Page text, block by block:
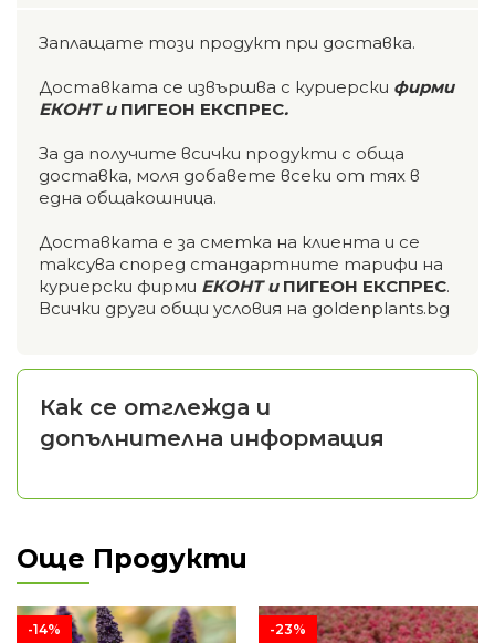
Заплащате този продукт при доставка.
Доставката се извършва с куриерски фирми
ЕКОНТ и ПИГЕОН ЕКСПРЕС.
За да получите всички продукти с обща
доставка, моля добавете всеки от тях в
една общакошница.
Доставката е за сметка на клиента и се
таксува според стандартните тарифи на
куриерски фирми ЕКОНТ и ПИГЕОН ЕКСПРЕС.
Всички други общи условия на goldenplants.bg
Как се отглежда и
допълнителна информация
Още Продукти
-14% -23%